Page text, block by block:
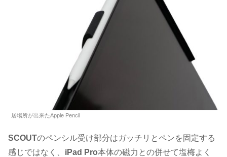
居場所が出来たApple Pencil
SCOUTのペンシル受け部分はガッチリとペンを固定する
感じではなく、 iPad Pro本体の磁力との併せて塩梅よく